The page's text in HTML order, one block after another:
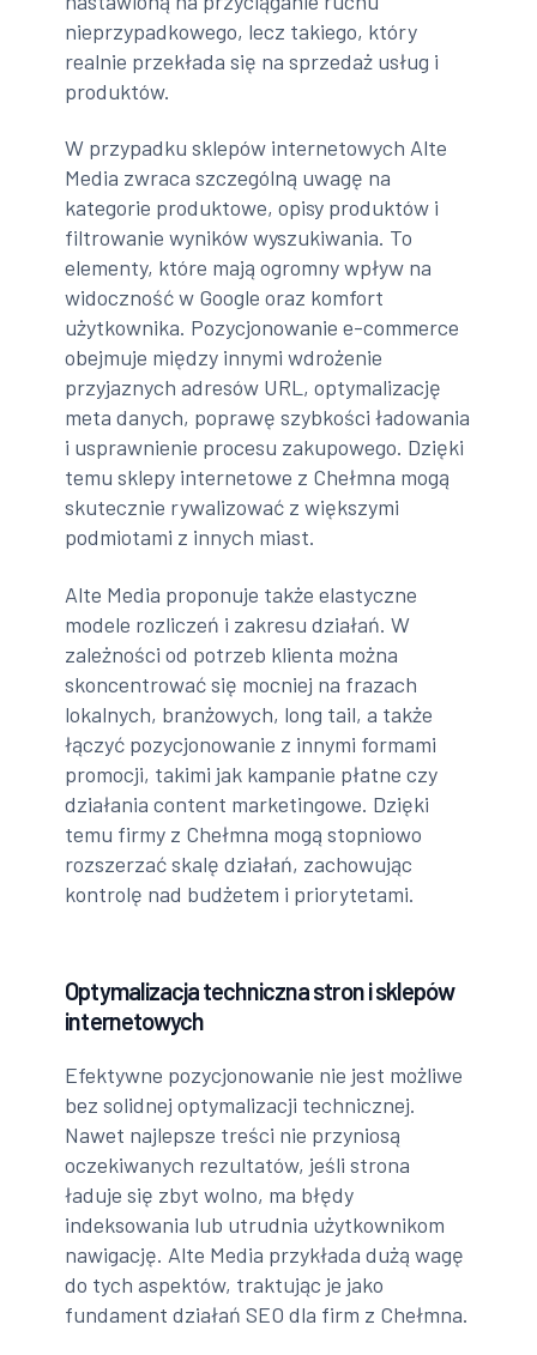
nieprzypadkowego, lecz takiego, który
realnie przekłada się na sprzedaż usług i
produktów.
W przypadku sklepów internetowych Alte
Media zwraca szczególną uwagę na
kategorie produktowe, opisy produktów i
filtrowanie wyników wyszukiwania. To
elementy, które mają ogromny wpływ na
widoczność w Google oraz komfort
użytkownika. Pozycjonowanie e-commerce
obejmuje między innymi wdrożenie
przyjaznych adresów URL, optymalizację
meta danych, poprawę szybkości ładowania
i usprawnienie procesu zakupowego. Dzięki
temu sklepy internetowe z Chełmna mogą
skutecznie rywalizować z większymi
podmiotami z innych miast.
Alte Media proponuje także elastyczne
modele rozliczeń i zakresu działań. W
zależności od potrzeb klienta można
skoncentrować się mocniej na frazach
lokalnych, branżowych, long tail, a także
łączyć pozycjonowanie z innymi formami
promocji, takimi jak kampanie płatne czy
działania content marketingowe. Dzięki
temu firmy z Chełmna mogą stopniowo
rozszerzać skalę działań, zachowując
kontrolę nad budżetem i priorytetami.
Optymalizacja techniczna stron i sklepów
internetowych
Efektywne pozycjonowanie nie jest możliwe
bez solidnej optymalizacji technicznej.
Nawet najlepsze treści nie przyniosą
oczekiwanych rezultatów, jeśli strona
ładuje się zbyt wolno, ma błędy
indeksowania lub utrudnia użytkownikom
nawigację. Alte Media przykłada dużą wagę
do tych aspektów, traktując je jako
fundament działań SEO dla firm z Chełmna.